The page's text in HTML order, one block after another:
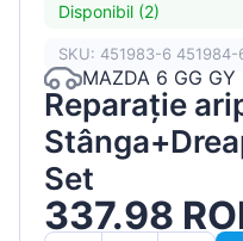
Disponibil (2)
SKU: 451983-6 451984-
MAZDA 6 GG
Reparație
Set
337.98